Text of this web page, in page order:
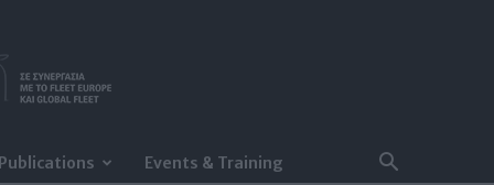
Publications Events & Training